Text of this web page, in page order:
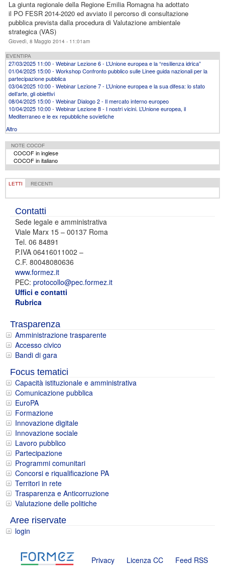
La giunta regionale della Regione Emilia Romagna ha adottato
il PO FESR 2014-2020 ed avviato il percorso di consultazione
pubblica prevista dalla procedura di Valutazione ambientale
strategica (VAS)
Giovedì, 8 Maggio 2014 - 11:01am
EVENTIPA
27/03/2025 11:00 - Webinar Lezione 6 - L’Unione europea e la “resilienza idrica”
01/04/2025 15:00 - Workshop Confronto pubblico sulle Linee guida nazionali per la
partecipazione pubblica
03/04/2025 10:00 - Webinar Lezione 7 - L’Unione europea e la sua difesa: lo stato
dell’arte, gli obiettivi
08/04/2025 15:00 - Webinar Dialogo 2 - Il mercato interno europeo
10/04/2025 10:00 - Webinar Lezione 8 - I nostri vicini. L’Unione europea, il
Mediterraneo e le ex repubbliche sovietiche
Altro
NOTE COCOF
COCOF in inglese
COCOF in italiano
LETTI RECENTI
Contatti
Sede legale e amministrativa
Viale Marx 15 – 00137 Roma
Tel. 06 84891
P.IVA 06416011002 –
C.F. 80048080636
www.formez.it
PEC: protocollo@pec.formez.it
Uffici e contatti
Rubrica
Trasparenza
Amministrazione trasparente
Accesso civico
Bandi di gara
Focus tematici
Capacità istituzionale e amministrativa
Comunicazione pubblica
EuroPA
Formazione
Innovazione digitale
Innovazione sociale
Lavoro pubblico
Partecipazione
Programmi comunitari
Concorsi e riqualificazione PA
Territori in rete
Trasparenza e Anticorruzione
Valutazione delle politiche
Aree riservate
login
Privacy Licenza CC Feed RSS